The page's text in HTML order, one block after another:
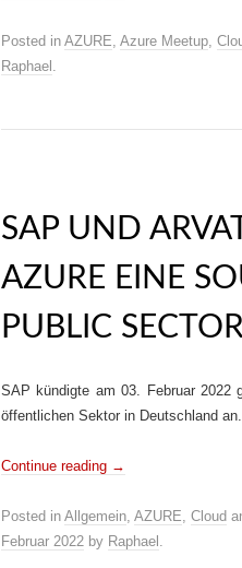
Posted in AZURE, Azure Meetup,
Raphael .
SAP UND
AZURE EINE
PUBLIC
SAP kündigte am 03. Februar 2022
öffentlichen Sektor in Deutschland
Continue reading →
Posted in Allgemein, AZURE, Cloud
Februar 2022 by Raphael .